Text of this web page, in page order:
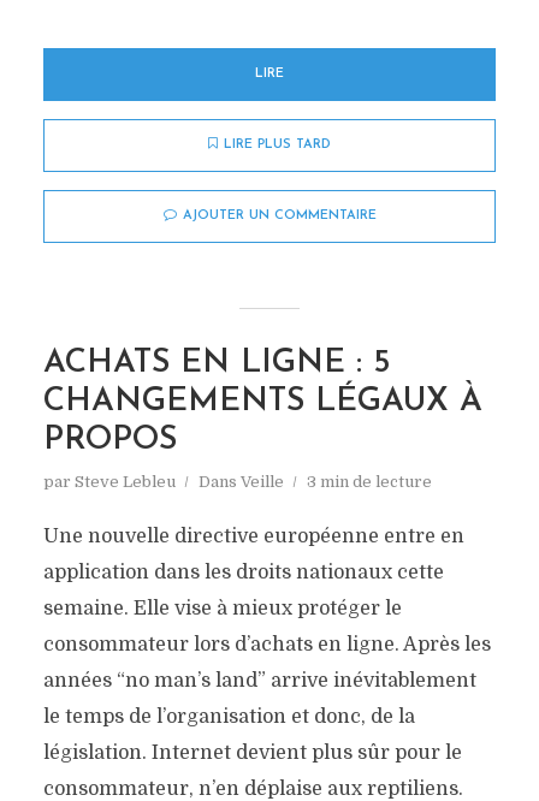
LIRE
LIRE PLUS TARD
AJOUTER UN COMMENTAIRE
ACHATS EN LIGNE : 5
CHANGEMENTS LÉGAUX À
PROPOS
par Steve Lebleu Dans Veille 3 min de lecture
Une nouvelle directive européenne entre en
application dans les droits nationaux cette
semaine. Elle vise à mieux protéger le
consommateur lors d’achats en ligne. Après les
années “no man’s land” arrive inévitablement
le temps de l’organisation et donc, de la
législation. Internet devient plus sûr pour le
consommateur, n’en déplaise aux reptiliens.